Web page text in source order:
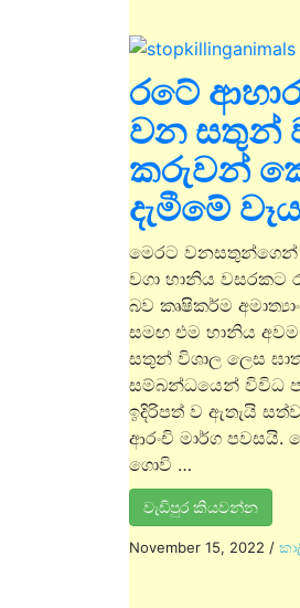
රටේ
වන සතුන්
කරුවන්
දැමීමේ
මෙරට
වගා හානිය වසරකට
බව කෘෂිකර්ම
සමඟ එම හානිය අවම
සතුන් විශාල ලෙස
සම්බන්ධයෙන් විවිධ
ඉදිරිපත් ව ඇතැයි
ආරංචි මාර්ග
ගොවි …
වැඩිපුර කියවන්න
November 15, 2022 /